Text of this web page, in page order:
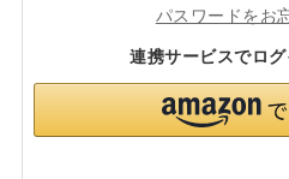
パスワードをお
連携サービスでロ